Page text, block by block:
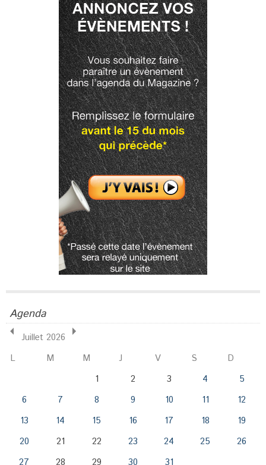
Agenda
Juillet 2026
L
M M J V S
D
1
2 3 4
5
6
7 8 9 10 11
12
13
14 15 16 17 18
19
20
21 22 23 24 25
26
27
28 29 30 31